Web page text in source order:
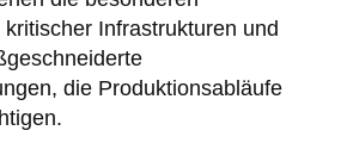
Infrastrukturen und
die Produktionsabläufe